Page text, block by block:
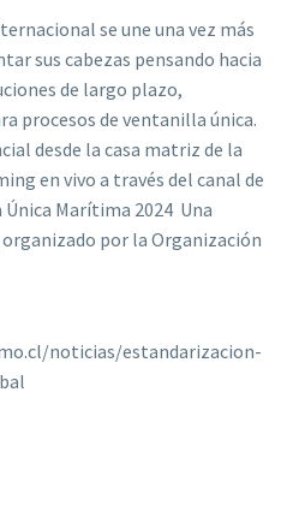
se une una vez más
sus cabezas pensando hacia
de largo plazo,
procesos de ventanilla única.
desde la casa matriz de la
en vivo a través del canal de
Marítima 2024  Una
organizado por la Organización
noticias/estandarizacion-